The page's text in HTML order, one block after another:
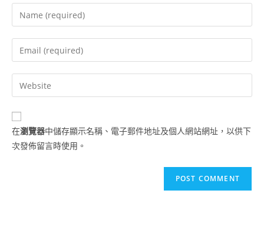
在瀏覽器中儲存顯示名稱、電子郵件地址及個人網站網址，以供下
次發佈留言時使用。